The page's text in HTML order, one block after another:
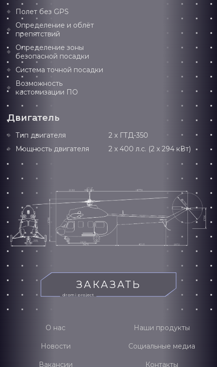
Полет без GPS
Определение и облёт
препятствий
Определение зоны
безопасной посадки
Система точной посадки
Возможность
кастомизации ПО
Двигатель
Тип двигателя
2 х ГТД-350
Мощность двигателя
2 х 400 л.с. (2 х 294 кВт)
ЗАКАЗАТЬ
dromi project
О нас Наши продукты
Новости Социальные медиа
Вакансии Контакты